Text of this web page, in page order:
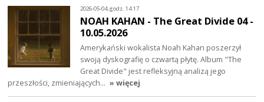
2026-05-04, godz. 14:17
NOAH KAHAN - The Great Divide 04 -
10.05.2026
Amerykański wokalista Noah Kahan poszerzył
swoją dyskografię o czwartą płytę. Album "The
Great Divide" jest refleksyjną analizą jego
przeszłości, zmieniających… » więcej